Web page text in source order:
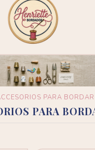
PARA BORDAR
PARA